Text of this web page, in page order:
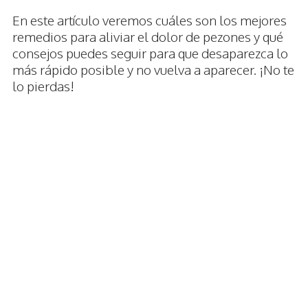
En este artículo veremos cuáles son los mejores
remedios para aliviar el dolor de pezones y qué
consejos puedes seguir para que desaparezca lo
más rápido posible y no vuelva a aparecer. ¡No te
lo pierdas!